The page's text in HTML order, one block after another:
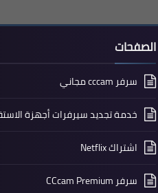
الصفحات
سرفر cccam مجاني
خدمة تجديد سيرفرات أجهزة
اشتراك Netflix
سرفر CCcam Premium